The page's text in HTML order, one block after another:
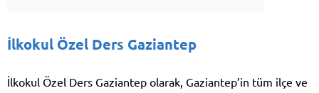
İlkokul Özel Ders Gaziantep
İlkokul Özel Ders Gaziantep olarak, Gaziantep’in tüm ilçe ve